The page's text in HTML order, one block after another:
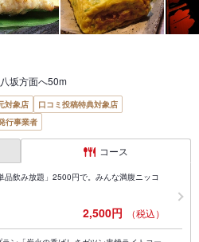
坂方面へ50m
対象店
口コミ投稿特典対象店
行事業者
コース
飲み放題」2500円で。みんな満腹ニッコ
2,500円 （税込）